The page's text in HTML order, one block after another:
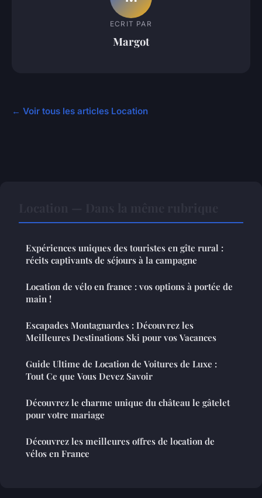
ECRIT PAR
Margot
← Voir tous les articles Location
Expériences uniques des touristes en gîte rural :
récits captivants de séjours à la campagne
Location de vélo en france : vos options à portée de
main !
Escapades Montagnardes : Découvrez les
Meilleures Destinations Ski pour vos Vacances
Guide Ultime de Location de Voitures de Luxe :
Tout Ce que Vous Devez Savoir
Découvrez le charme unique du château le gâtelet
pour votre mariage
Découvrez les meilleures offres de location de
vélos en France